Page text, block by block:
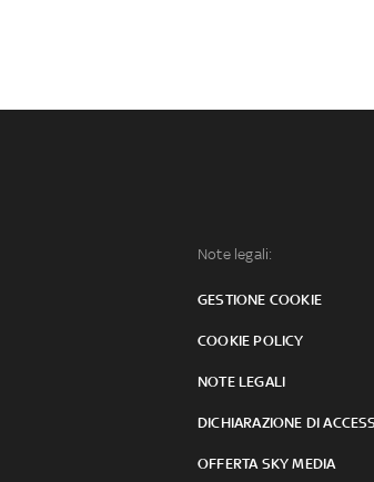
Note legali:
GESTIONE COOKIE
COOKIE POLICY
NOTE LEGALI
DICHIARAZIONE DI
OFFERTA SKY MEDIA